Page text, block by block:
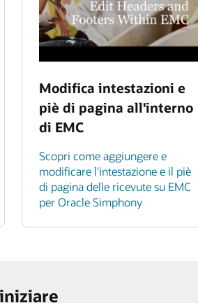
Modifica intestazioni e
piè di pagina all'interno
di EMC
Scopri come aggiungere e
modificare l'intestazione e il piè
di pagina delle ricevute su EMC
per Oracle Simphony